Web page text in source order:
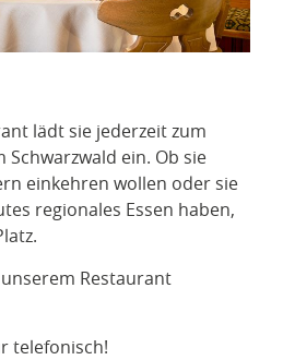
lädt sie jederzeit zum
Schwarzwald ein. Ob sie
einkehren wollen oder sie
regionales Essen haben,
Restaurant
telefonisch!